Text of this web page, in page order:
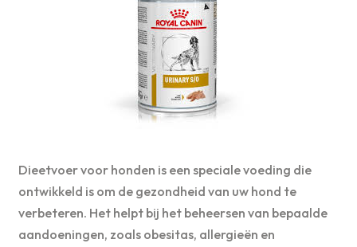
Dieetvoer voor honden is een speciale voeding die
ontwikkeld is om de gezondheid van uw hond te
verbeteren. Het helpt bij het beheersen van bepaalde
aandoeningen, zoals obesitas, allergieën en